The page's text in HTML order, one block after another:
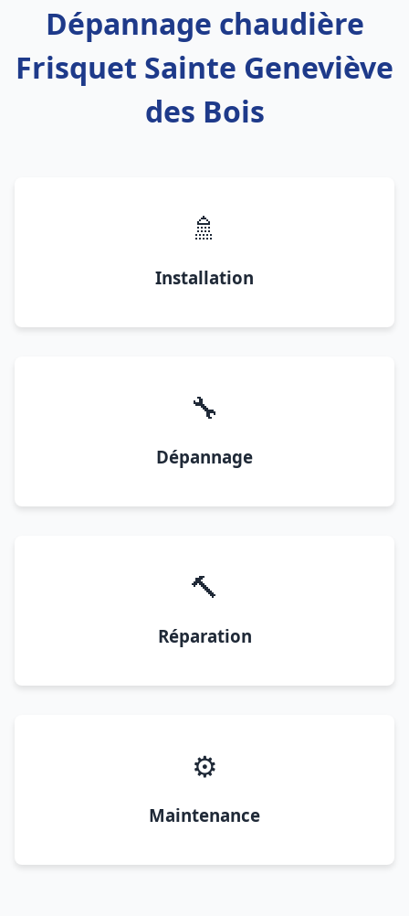
Dépannage chaudière
Frisquet Sainte Geneviève
des Bois
🚿
Installation
🔧
Dépannage
🔨
Réparation
⚙️
Maintenance